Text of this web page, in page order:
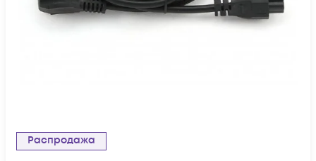
Распродажа